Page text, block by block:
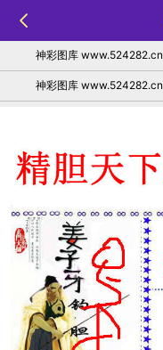
神彩图库 www.524282.cn
神彩图库 www.524282.cn